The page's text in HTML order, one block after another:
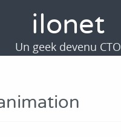
ilonet
Un geek devenu CTO